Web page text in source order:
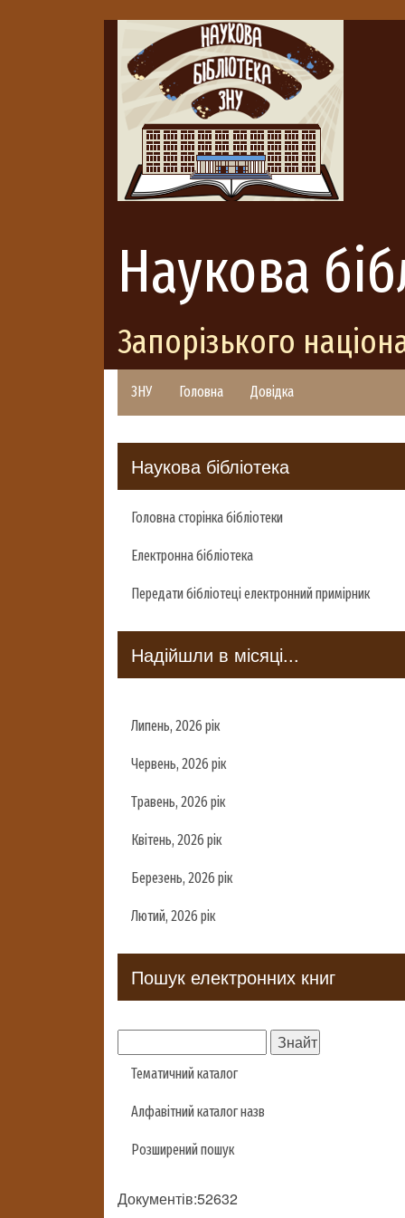
Наукова
Запорізького
ЗНУ Головна Довідка
Наукова бібліотека
Головна сторінка бібліотеки
Електронна бібліотека
Передати бібліотеці електронний примірник
Надійшли в місяці...
Липень, 2026 рік
Червень, 2026 рік
Травень, 2026 рік
Квітень, 2026 рік
Березень, 2026 рік
Лютий, 2026 рік
Пошук електронних книг
Тематичний каталог
Алфавітний каталог назв
Розширений пошук
Документів:52632